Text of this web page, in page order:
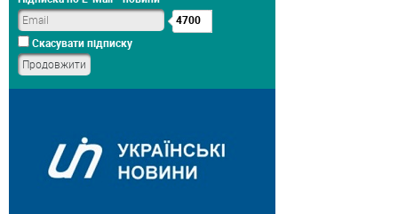
4700
Скасувати підписку